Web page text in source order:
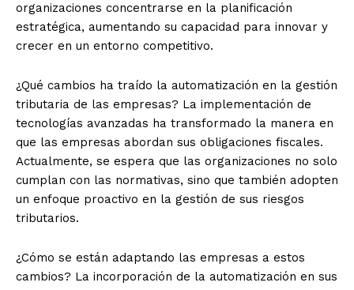
organizaciones concentrarse en la planificación
estratégica, aumentando su capacidad para innovar y
crecer en un entorno competitivo.
¿Qué cambios ha traído la automatización en la gestión
tributaria de las empresas? La implementación de
tecnologías avanzadas ha transformado la manera en
que las empresas abordan sus obligaciones fiscales.
Actualmente, se espera que las organizaciones no solo
cumplan con las normativas, sino que también adopten
un enfoque proactivo en la gestión de sus riesgos
tributarios.
¿Cómo se están adaptando las empresas a estos
cambios? La incorporación de la automatización en sus